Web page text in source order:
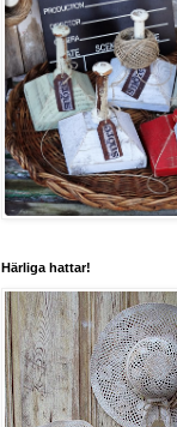
Härliga hattar!